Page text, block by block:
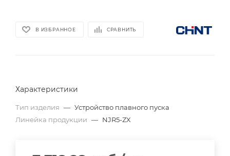
В ИЗБРАННОЕ СРАВНИТЬ
Характеристики
Тип изделия — Устройство плавного пуска
Линейка продукции — NJR5-ZX